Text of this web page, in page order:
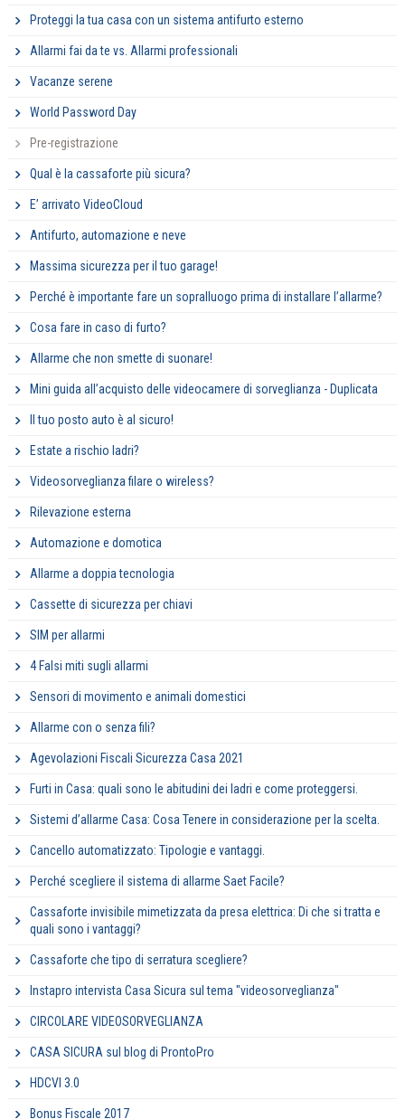
Proteggi la tua casa con un sistema antifurto esterno
Allarmi fai da te vs. Allarmi professionali
Vacanze serene
World Password Day
Pre-registrazione
Qual è la cassaforte più sicura?
E’ arrivato VideoCloud
Antifurto, automazione e neve
Massima sicurezza per il tuo garage!
Perché è importante fare un sopralluogo prima di installare l’allarme?
Cosa fare in caso di furto?
Allarme che non smette di suonare!
Mini guida all’acquisto delle videocamere di sorveglianza - Duplicata
Il tuo posto auto è al sicuro!
Estate a rischio ladri?
Videosorveglianza filare o wireless?
Rilevazione esterna
Automazione e domotica
Allarme a doppia tecnologia
Cassette di sicurezza per chiavi
SIM per allarmi
4 Falsi miti sugli allarmi
Sensori di movimento e animali domestici
Allarme con o senza fili?
Agevolazioni Fiscali Sicurezza Casa 2021
Furti in Casa: quali sono le abitudini dei ladri e come proteggersi.
Sistemi d’allarme Casa: Cosa Tenere in considerazione per la scelta.
Cancello automatizzato: Tipologie e vantaggi.
Perché scegliere il sistema di allarme Saet Facile?
Cassaforte invisibile mimetizzata da presa elettrica: Di che si tratta e
quali sono i vantaggi?
Cassaforte che tipo di serratura scegliere?
Instapro intervista Casa Sicura sul tema "videosorveglianza"
CIRCOLARE VIDEOSORVEGLIANZA
CASA SICURA sul blog di ProntoPro
HDCVI 3.0
Bonus Fiscale 2017